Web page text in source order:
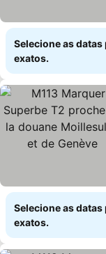
Selecione as
exatos.
Selecione as
exatos.